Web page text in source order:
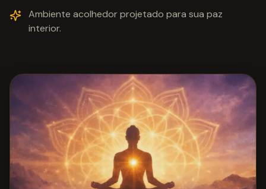
Ambiente acolhedor projetado para sua paz
interior.